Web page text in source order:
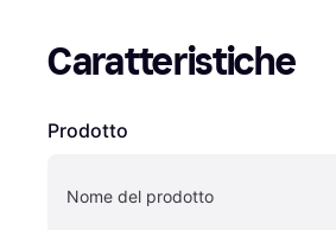
Caratteristiche
Prodotto
Nome del prodotto